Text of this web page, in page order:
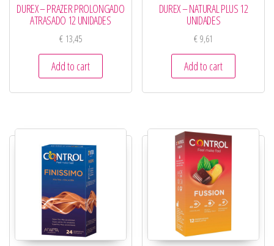
DUREX – PRAZER PROLONGADO
ATRASADO 12 UNIDADES
€13,45
Add to cart
DUREX – NATURAL PLUS 12
UNIDADES
€9,61
Add to cart